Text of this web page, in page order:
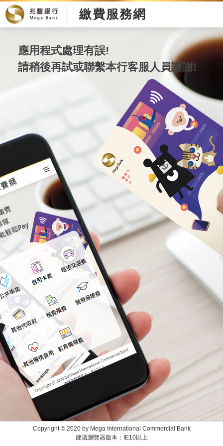
繳費服務網
應用程式處理有誤!
請稍後再試或聯繫本行客服人員謝謝!
Copyright © 2020 by Mega International Commercial Bank
建議瀏覽器版本：IE10以上